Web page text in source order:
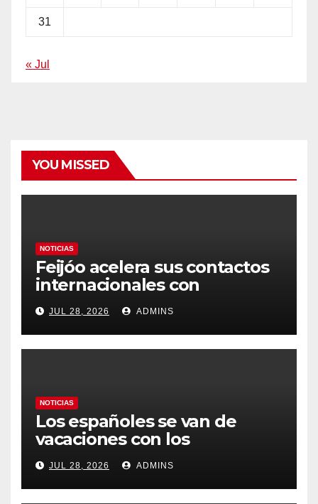
31
« Jul
YOU MISSED
NOTICIAS
Feijóo acelera sus contactos
internacionales con
Latinoamérica como socio
prioritario en su agenda de
gobierno
JUL 28, 2026 ADMINS
NOTICIAS
Los españoles se van de
vacaciones con los
carburantes hasta un 21%
más caros que el año pasado
y los hoteles disparados
JUL 28, 2026 ADMINS